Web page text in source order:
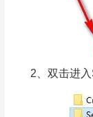
2、双击进入